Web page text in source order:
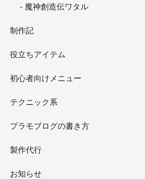
魔神創造伝ワタル
制作記
役立ちアイテム
初心者向けメニュー
テクニック系
プラモブログの書き方
製作代行
お知らせ